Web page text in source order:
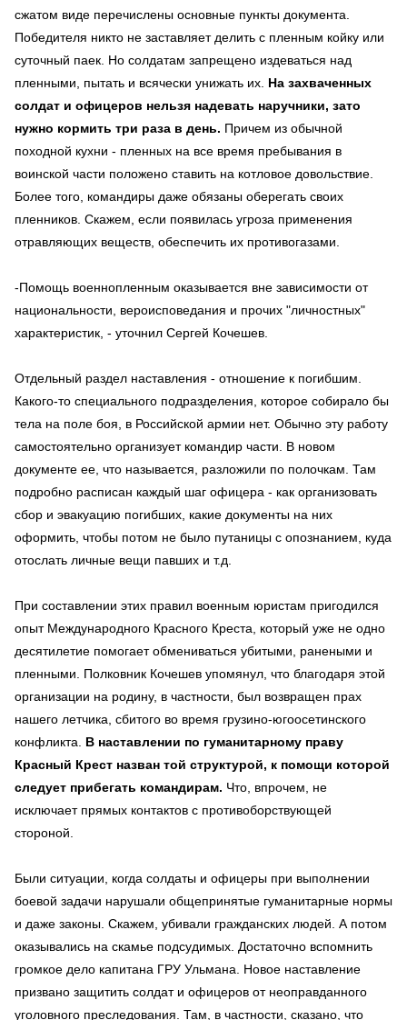
сжатом виде перечислены основные пункты документа.
Победителя никто не заставляет делить с пленным койку или
суточный паек. Но солдатам запрещено издеваться над
пленными, пытать и всячески унижать их. На захваченных
солдат и офицеров нельзя надевать наручники, зато
нужно кормить три раза в день. Причем из обычной
походной кухни - пленных на все время пребывания в
воинской части положено ставить на котловое довольствие.
Более того, командиры даже обязаны оберегать своих
пленников. Скажем, если появилась угроза применения
отравляющих веществ, обеспечить их противогазами.
-Помощь военнопленным оказывается вне зависимости от
национальности, вероисповедания и прочих "личностных"
характеристик, - уточнил Сергей Кочешев.
Отдельный раздел наставления - отношение к погибшим.
Какого-то специального подразделения, которое собирало бы
тела на поле боя, в Российской армии нет. Обычно эту работу
самостоятельно организует командир части. В новом
документе ее, что называется, разложили по полочкам. Там
подробно расписан каждый шаг офицера - как организовать
сбор и эвакуацию погибших, какие документы на них
оформить, чтобы потом не было путаницы с опознанием, куда
отослать личные вещи павших и т.д.
При составлении этих правил военным юристам пригодился
опыт Международного Красного Креста, который уже не одно
десятилетие помогает обмениваться убитыми, ранеными и
пленными. Полковник Кочешев упомянул, что благодаря этой
организации на родину, в частности, был возвращен прах
нашего летчика, сбитого во время грузино-югоосетинского
конфликта. В наставлении по гуманитарному праву
Красный Крест назван той структурой, к помощи которой
следует прибегать командирам. Что, впрочем, не
исключает прямых контактов с противоборствующей
стороной.
Были ситуации, когда солдаты и офицеры при выполнении
боевой задачи нарушали общепринятые гуманитарные нормы
и даже законы. Скажем, убивали гражданских людей. А потом
оказывались на скамье подсудимых. Достаточно вспомнить
громкое дело капитана ГРУ Ульмана. Новое наставление
призвано защитить солдат и офицеров от неоправданного
уголовного преследования. Там, в частности, сказано, что